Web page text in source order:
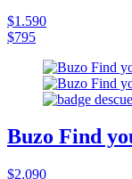
$1.590
$795
Buzo Find
$2.090